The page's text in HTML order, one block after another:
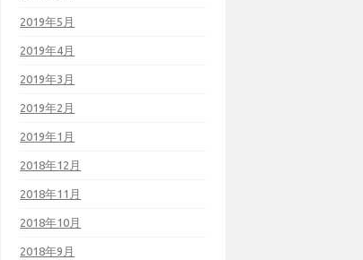
2019年5月
2019年4月
2019年3月
2019年2月
2019年1月
2018年12月
2018年11月
2018年10月
2018年9月